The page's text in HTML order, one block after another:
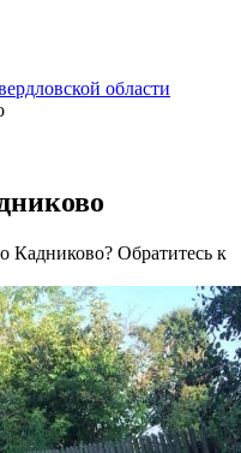
области
Кадниково? Обратитесь к